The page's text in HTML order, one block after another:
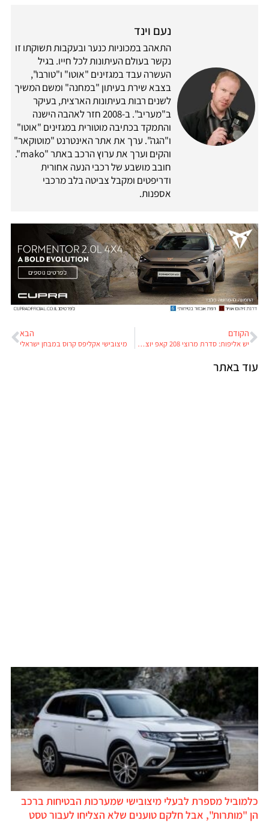
נעם וינד
התאהב במכוניות כנער ובעקבות תשוקתו זו
נקשר בעולם העיתונות לכל חייו. בגיל
העשרה עבד במגזינים "אוטו" ו"טורבו",
בצבא שירת בעיתון "במחנה" ומשם המשיך
לשנים רבות בעיתונות הארצית, בעיקר
ב"מעריב". ב-2008 חזר לאהבה הישנה
והתמקד בכתיבה מוטורית במגזינים "אוטו"
ו"הגה". ערך את אתר האינטרנט "מוטוקאר"
והקים וערך את ערוץ הרכב באתר "mako".
חובב מושבע של רכבי הנעה אחורית
ודריפטים ומקבל צביטה בלב מרכבי
אספנות.
הקודם
יש אליפות: סדרת מרוצי 208 קאפ יוצאת לדרך
הבא
מיצובישי אקליפס קרוס במבחן ישראלי
עוד באתר
כלמוביל מספרת לבעלי מיצובישי שמערכות הבטיחות ברכב
הן "מותרות", אבל חלקם טוענים שלא הצליחו לעבור טסט